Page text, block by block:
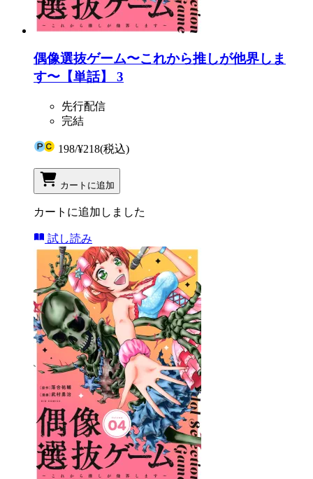
偶像選抜ゲーム〜これから推しが他界しま
す〜【単話】 3
先行配信
完結
198/¥218(税込)
カートに追加
カートに追加しました
試し読み